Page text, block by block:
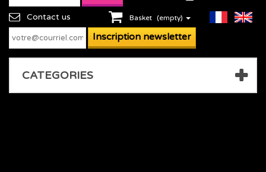
Contact us Basket (empty)
CATEGORIES